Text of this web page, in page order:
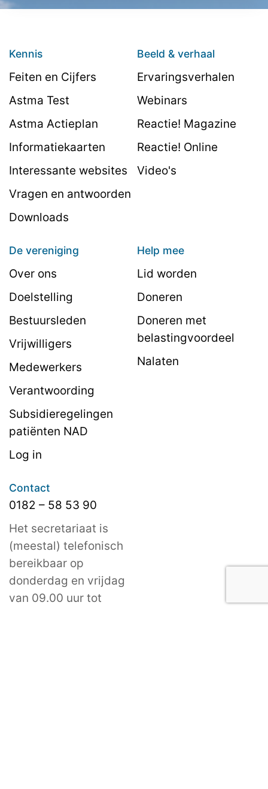
Kennis
Feiten en Cijfers
Astma Test
Astma Actieplan
Informatiekaarten
Interessante websites
Vragen en antwoorden
Downloads
Beeld & verhaal
Ervaringsverhalen
Webinars
Reactie! Magazine
Reactie! Online
Video's
De vereniging
Over ons
Doelstelling
Bestuursleden
Vrijwilligers
Medewerkers
Verantwoording
Subsidieregelingen
patiënten NAD
Log in
Help mee
Lid worden
Doneren
Doneren met
belastingvoordeel
Nalaten
Contact
0182 – 58 53 90
Het secretariaat is
(meestal) telefonisch
bereikbaar op
donderdag en vrijdag
van 09.00 uur tot